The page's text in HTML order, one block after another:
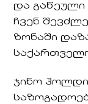
და გაწეული
ჩვენ
ზონაში
ჯინო